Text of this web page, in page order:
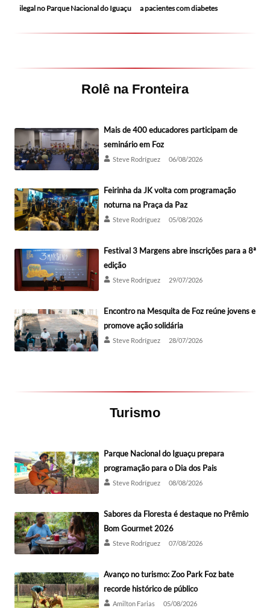
ilegal no Parque Nacional do Iguaçu a pacientes com diabetes
Rolê na Fronteira
Mais de 400 educadores participam de
seminário em Foz
Steve Rodríguez 06/08/2026
Feirinha da JK volta com programação
noturna na Praça da Paz
Steve Rodríguez 05/08/2026
Festival 3 Margens abre inscrições para a 8ª
edição
Steve Rodríguez 29/07/2026
Encontro na Mesquita de Foz reúne jovens e
promove ação solidária
Steve Rodríguez 28/07/2026
Turismo
Parque Nacional do Iguaçu prepara
programação para o Dia dos Pais
Steve Rodríguez 08/08/2026
Sabores da Floresta é destaque no Prêmio
Bom Gourmet 2026
Steve Rodríguez 07/08/2026
Avanço no turismo: Zoo Park Foz bate
recorde histórico de público
Amilton Farias 05/08/2026